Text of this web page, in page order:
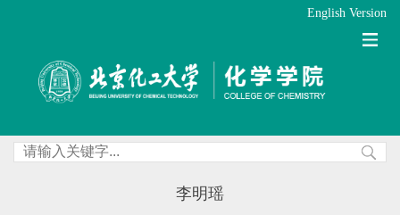
English Version
李明瑶